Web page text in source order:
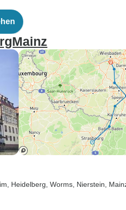
, Heidelberg , Worms , Nierstein ,